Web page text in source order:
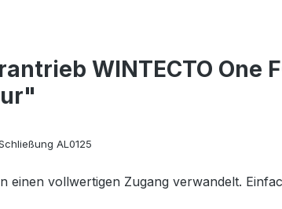
WINTECTO One
AL0125
vollwertigen Zugang verwandelt.